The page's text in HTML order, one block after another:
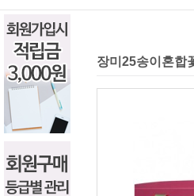
장미25송이혼합